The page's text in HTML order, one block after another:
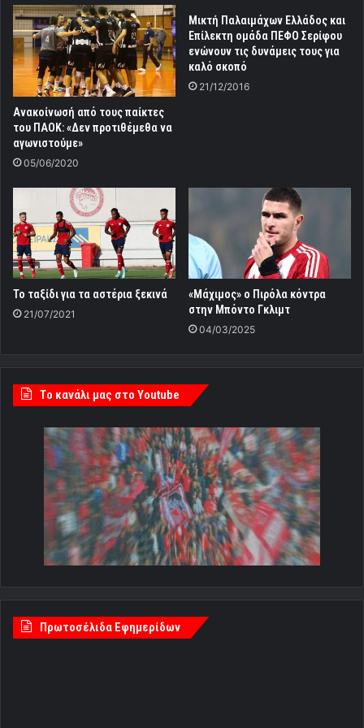
Ανακοίνωσή από τους παίκτες
του ΠΑΟΚ: «Δεν προτιθέμεθα να
αγωνιστούμε»
05/06/2020
Μικτή Παλαιμάχων Ελλάδος και
Επίλεκτη ομάδα ΠΕΦΟ Σερίφου
ενώνουν τις δυνάμεις τους για
καλό σκοπό
21/12/2016
Το ταξίδι για τα αστέρια ξεκινά
21/07/2021
«Μάχιμος» ο Πιρόλα κόντρα
στην Μπόντο Γκλιμτ
04/03/2025
Tο κανάλι μας στο Youtube
Πρωτοσέλιδα Εφημερίδων